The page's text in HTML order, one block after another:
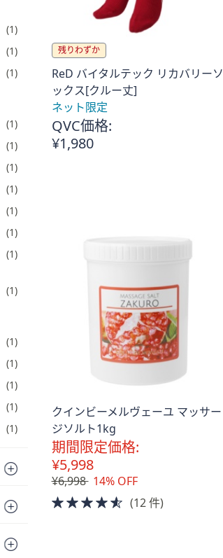
(1)
(1)
(1)
(1)
(1)
(1)
(1)
(1)
(1)
(1)
(1)
(1)
(1)
(1)
(1)
(1)
残りわずか
ReD バイタルテック リカバリーソ
ックス[クルー丈]
ネット限定
QVC価格:
¥1,980
クインビーメルヴェーユ マッサー
ジソルト1kg
期間限定価格:
¥5,998
¥6,998 14% OFF
4.5
(12 件)